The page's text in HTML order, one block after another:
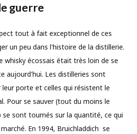
guerre
tout à fait exceptionnel de ces
un peu dans l'histoire de la distillerie.
whisky écossais était très loin de se
aujourd'hui. Les distilleries sont
porte et celles qui résistent le
Pour se sauver (tout du moins le
se sont tournés sur la quantité, ce qui
En 1994, Bruichladdich se